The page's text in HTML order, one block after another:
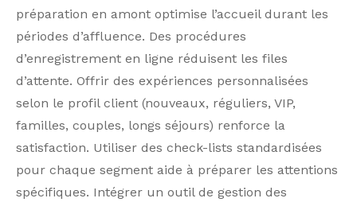
préparation en amont optimise l’accueil durant les
périodes d’affluence. Des procédures
d’enregistrement en ligne réduisent les files
d’attente. Offrir des expériences personnalisées
selon le profil client (nouveaux, réguliers, VIP,
familles, couples, longs séjours) renforce la
satisfaction. Utiliser des check-lists standardisées
pour chaque segment aide à préparer les attentions
spécifiques. Intégrer un outil de gestion des